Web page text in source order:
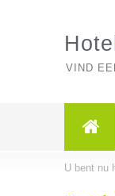
Hotel
VIND
U bent nu